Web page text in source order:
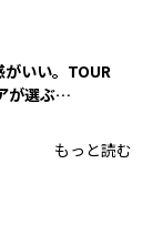
がいい。TOUR
が選ぶ
もっと読む